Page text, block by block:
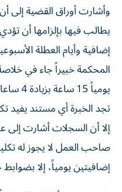
وأشارت أوراق القضية إلى
يطالب فيها بإلزامها أن
المحكمة خبيراً جاء في
تجد الخبرة أي مستند
صاحب العمل لا يجوز له
إضافيتين يومياً، إلا